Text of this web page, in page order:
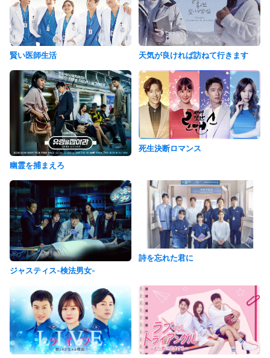
賢い医師生活 天気が良ければ訪ねて行きます
幽霊を捕まえろ
死生決断ロマンス
ジャスティス-検法男女-
詩を忘れた君に